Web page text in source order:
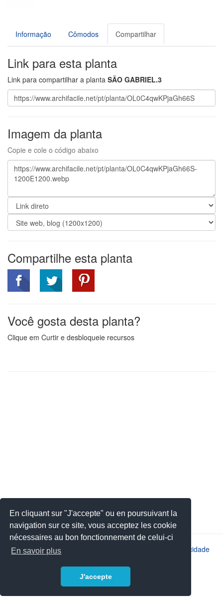
En cliquant sur "J'accepte" ou en poursuivant la
navigation sur ce site, vous acceptez les cookie
nécessaires au bon fonctionnement de celui-ci
En savoir plus
J'accepte
Informação Cômodos Compartilhar
Link para esta planta
Link para compartilhar a planta SÃO GABRIEL.3
Imagem da planta
Copie e cole o código abaixo
Compartilhe esta planta
Você gosta desta planta?
Clique em Curtir e desbloqueie recursos
2026 © JSYS |Contato Política de privacidade